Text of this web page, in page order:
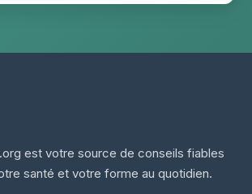
est votre source de conseils fiables
santé et votre forme au quotidien.